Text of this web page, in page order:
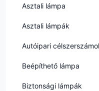
Asztali lámpa
Asztali lámpák
Autóipari
Beépíthető lámpa
Biztonsági lámpák